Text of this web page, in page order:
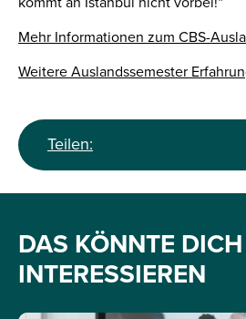
Mehr Informationen zum CBS-
Weitere Auslandssemester
Teilen:
DAS KÖNNTE
INTERESSIEREN